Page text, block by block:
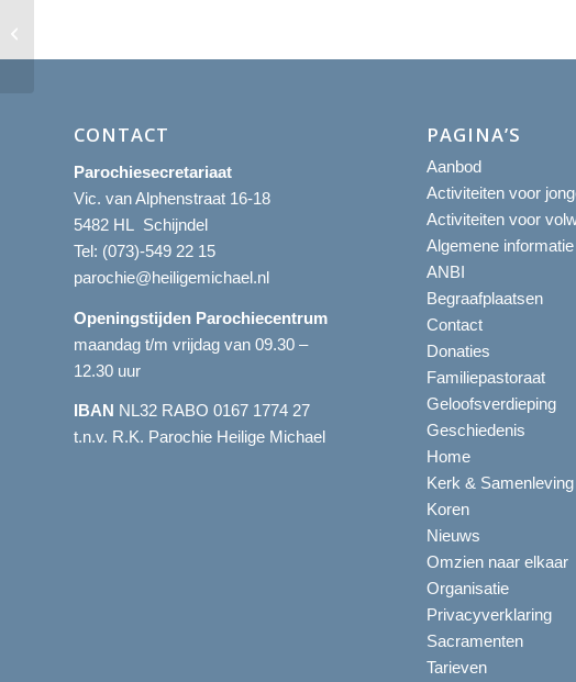
CONTACT
Parochiesecretariaat
Vic. van Alphenstraat 16-18
5482 HL Schijndel
Tel: (073)-549 22 15
parochie@heiligemichael.nl
Openingstijden Parochiecentrum
maandag t/m vrijdag van 09.30 –
12.30 uur
IBAN NL32 RABO 0167 1774 27
t.n.v. R.K. Parochie Heilige Michael
PAGINA’S
Aanbod
Activiteiten voor
Activiteiten voor
Algemene informatie
ANBI
Begraafplaatsen
Contact
Donaties
Familiepastoraat
Geloofsverdieping
Geschiedenis
Home
Kerk & Samenleving
Koren
Nieuws
Omzien naar elkaar
Organisatie
Privacyverklaring
Sacramenten
Tarieven